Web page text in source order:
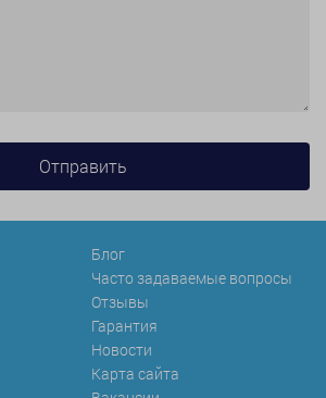
Блог
Часто задаваемые вопросы
Отзывы
Гарантия
Новости
Карта сайта